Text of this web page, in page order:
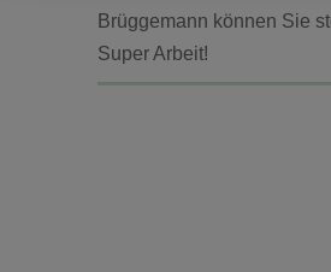
Brüggemann können Sie
Super Arbeit!